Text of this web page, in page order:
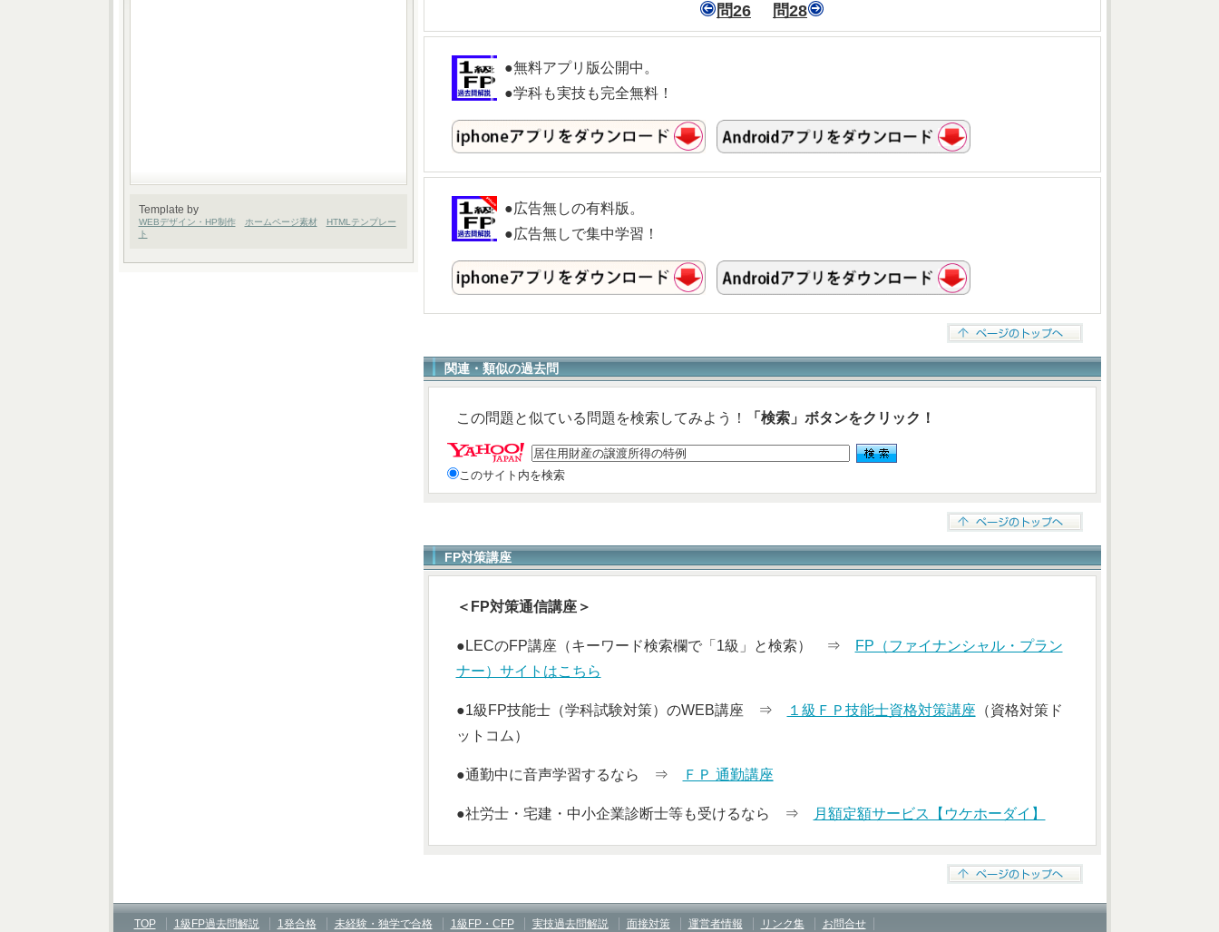
問26 問28
●無料アプリ版公開中。
●学科も実技も完全無料！
●広告無しの有料版。
●広告無しで集中学習！
関連・類似の過去問
この問題と似ている問題を検索してみよう！ 「検索」ボタンをクリック！
このサイト内を検索
FP対策講座
＜FP対策通信講座＞
●LECのFP講座（キーワード検索欄で「1級」と検索） ⇒
FP（ファイナンシャル・プラン
ナー）サイトはこちら
●1級FP技能士（学科試験対策）のWEB講座 ⇒ １級ＦＰ技能士資格対策講座 （資格対策ド
ットコム）
●通勤中に音声学習するなら ⇒ ＦＰ 通勤講座
●社労士・宅建・中小企業診断士等も受けるなら ⇒ 月額定額サービス【ウケホーダイ】
Template by
WEBデザイン・HP制作 ホームページ素材
HTMLテンプレー
ト
TOP 1級FP過去問解説 1発合格 未経験・独学で合格 1級FP・CFP 実技過去問解説 面接対策 運営者情報 リンク集 お問合せ